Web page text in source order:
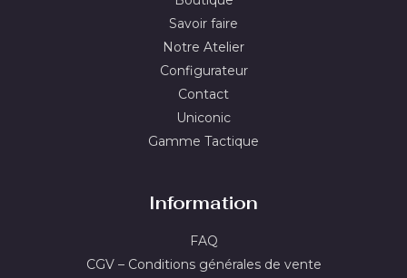
Savoir faire
Notre Atelier
Configurateur
Contact
Uniconic
Gamme Tactique
Information
FAQ
CGV – Conditions générales de vente